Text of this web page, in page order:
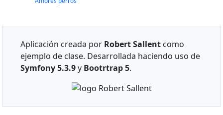
Aplicación creada por Robert Sallent como
ejemplo de clase. Desarrollada haciendo uso de
Symfony 5.3.9y Bootrtrap 5.